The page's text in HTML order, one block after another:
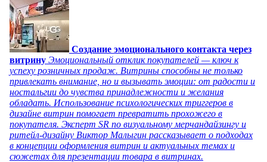
Создание эмоционального контакта через
витрину Эмоциональный отклик покупателей — ключ к
успеху розничных продаж. Витрины способны не только
привлекать внимание, но и вызывать эмоции: от радости и
ностальгии до чувства принадлежности и желания
обладать. Использование психологических триггеров в
дизайне витрин помогает превратить прохожего в
покупателя. Эксперт SR по визуальному мерчандайзингу и
ритейл-дизайну Виктор Малыгин рассказывает о подходах
в концепции оформления витрин и актуальных темах и
сюжетах для презентации товара в витринах.